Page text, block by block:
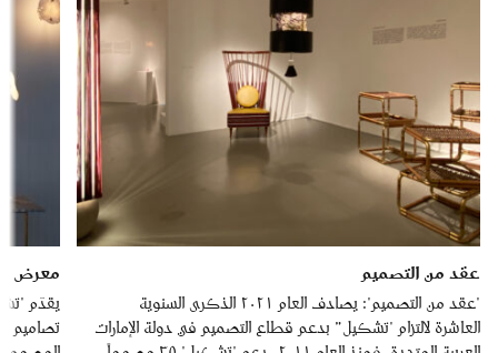
عقد من التصميم
"عقد من التصميم": يصادف العام ٢٠٢١ الذكرى السنوية
العاشرة لالتزام "تشكيل” بدعم قطاع التصميم في دولة الإمارات
معرض
تصاميم